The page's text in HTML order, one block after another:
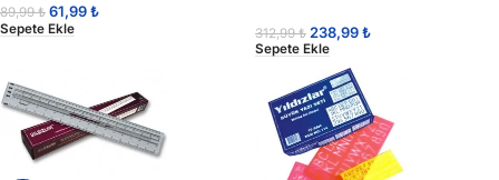
89,99₺ 61,99₺
Sepete Ekle 312,99₺ 238,99₺
Sepete Ekle